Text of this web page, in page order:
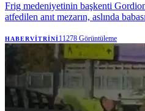
Frig medeniyetinin başkenti
atfedilen anıt mezarın, aslında
kalan ahşap mezar odası, bu eşsiz
çekiyor.
HABERVITRINI11278 Görüntüleme